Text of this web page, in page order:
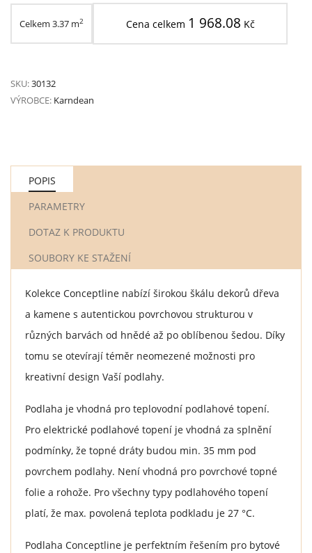
Celkem 3.37 m2 Cena celkem 1 968.08 Kč
SKU:30132
VÝROBCE: Karndean
POPIS
PARAMETRY
DOTAZ K PRODUKTU
SOUBORY KE STAŽENÍ
Kolekce Conceptline nabízí širokou škálu dekorů dřeva
a kamene s autentickou povrchovou strukturou v
různých barvách od hnědé až po oblíbenou šedou. Díky
tomu se otevírají téměr neomezené možnosti pro
kreativní design Vaší podlahy.
Podlaha je vhodná pro teplovodní podlahové topení.
Pro elektrické podlahové topení je vhodná za splnění
podmínky, že topné dráty budou min. 35 mm pod
povrchem podlahy. Není vhodná pro povrchové topné
folie a rohože. Pro všechny typy podlahového topení
platí, že max. povolená teplota podkladu je 27 °C.
Podlaha Conceptline je perfektním řešením pro bytové